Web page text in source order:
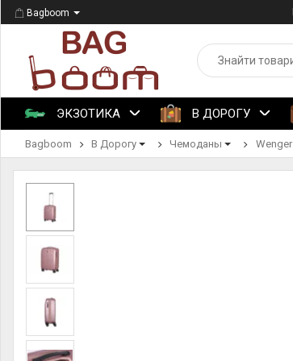
Bagboom
ЭКЗОТИКА В ДОРОГУ
Bagboom В Дорогу Чемоданы Wenger